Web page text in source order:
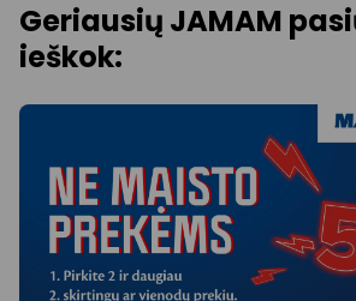
Geriausių JAMAM
ieškok: